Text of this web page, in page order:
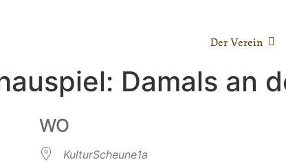
Der Verein
Damals an
WO
KulturScheune1a